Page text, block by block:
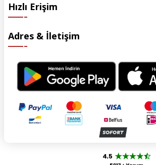
Hızlı Erişim
Adres & İletişim